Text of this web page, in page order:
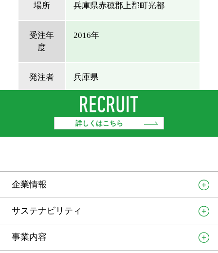
場所 兵庫県赤穂郡上郡町光都
受注年
度
2016年
発注者 兵庫県
詳しくはこちら
企業情報
サステナビリティ
事業内容